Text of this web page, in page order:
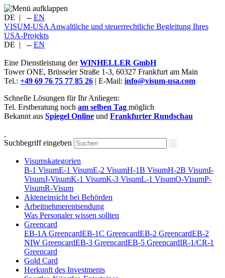
DE | -- EN
VISUM-USA Anwaltliche und steuerrechtliche Begleitung Ihres
USA-Projekts
DE | -- EN
Eine Dienstleistung derWINHELLER GmbH
Tower ONE, Brüsseler Straße 1-3, 60327 Frankfurt am Main
Tel.: +49 69 76 75 77 85 26 | E-Mail: info@visum-usa.com
Schnelle Lösungen für Ihr Anliegen:
Tel. Erstberatung noch am selben Tag möglich
Bekannt aus Spiegel Online und Frankfurter Rundschau
Suchbegriff eingeben
Visumskategorien
B-1 VisumE-1 VisumE-2 VisumH-1B VisumH-2B VisumI-
VisumJ-VisumK-1 VisumK-3 VisumL-1 VisumO-VisumP-
VisumR-Visum
Akteneinsicht bei Behörden
Arbeitnehmerentsendung
Was Personaler wissen sollten
Greencard
EB-1A GreencardEB-1C GreencardEB-2 GreencardEB-2
NIW GreencardEB-3 GreencardEB-5 GreencardIR-1/CR-1
Greencard
Gold Card
Herkunft des Investments